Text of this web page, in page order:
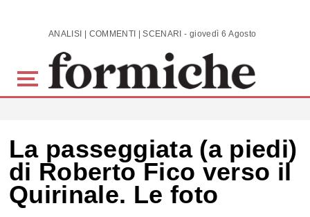
Skip to main content ANALISI | COMMENTI | SCENARI - giovedì 6 Agosto 2026
La passeggiata (a piedi)
di Roberto Fico verso il
Quirinale. Le foto